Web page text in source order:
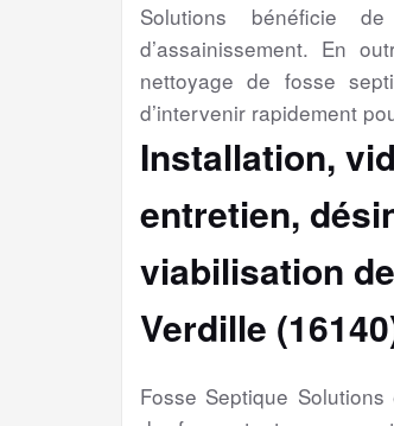
Solutions bénéficie
d’assainissement. En
nettoyage de fosse
d’intervenir rapidement
Installation,
entretien,
viabilisation
Verdille
Fosse Septique